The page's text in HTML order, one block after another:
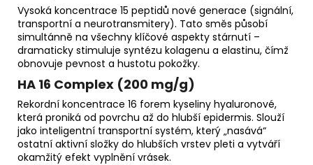
Vysoká koncentrace 15 peptidů nové generace (signální,
transportní a neurotransmitery). Tato směs působí
simultánně na všechny klíčové aspekty stárnutí –
dramaticky stimuluje syntézu kolagenu a elastinu, čímž
obnovuje pevnost a hustotu pokožky.
HA 16 Complex (200 mg/g)
Rekordní koncentrace 16 forem kyseliny hyaluronové,
která proniká od povrchu až do hlubší epidermis. Slouží
jako inteligentní transportní systém, který „nasává“
ostatní aktivní složky do hlubších vrstev pleti a vytváří
okamžitý efekt vyplnění vrásek.